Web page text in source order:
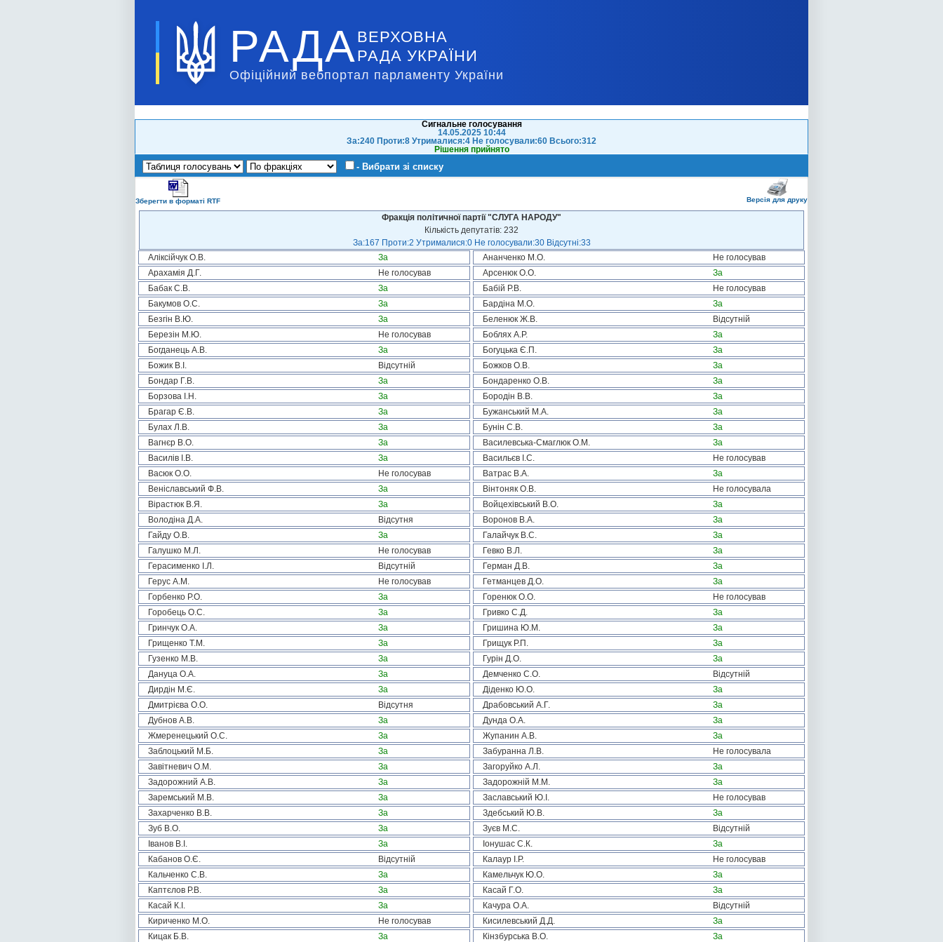
РАДА ВЕРХОВНА
РАДА УКРАЇНИ
Офіційний вебпортал парламенту України
Сигнальне голосування
14.05.2025 10:44
За:240 Проти:8 Утрималися:4 Не голосували:60 Всього:312
Рішення прийнято
- Вибрати зі списку
Зберегти в форматі RTF Версія для друку
Фракція політичної партії "СЛУГА НАРОДУ"
Кількість депутатів: 232
За:167 Проти:2 Утрималися:0 Не голосували:30 Відсутні:33
Аліксійчук О.В.
За Ананченко М.О.
Не голосував
Арахамія Д.Г.
Не голосував Арсенюк О.О.
За
Бабак С.В.
За Бабій Р.В.
Не голосував
Бакумов О.С.
За Бардіна М.О.
За
Безгін В.Ю.
За Беленюк Ж.В.
Відсутній
Березін М.Ю.
Не голосував Боблях А.Р.
За
Богданець А.В.
За Богуцька Є.П.
За
Божик В.І.
Відсутній Божков О.В.
За
Бондар Г.В.
За Бондаренко О.В.
За
Борзова І.Н.
За Бородін В.В.
За
Брагар Є.В.
За Бужанський М.А.
За
Булах Л.В.
За Бунін С.В.
За
Вагнєр В.О.
За Василевська-Смаглюк О.М.
За
Василів І.В.
За Васильєв І.С.
Не голосував
Васюк О.О.
Не голосував Ватрас В.А.
За
Веніславський Ф.В.
За Вінтоняк О.В.
Не голосувала
Вірастюк В.Я.
За Войцехівський В.О.
За
Володіна Д.А.
Відсутня Воронов В.А.
За
Гайду О.В.
За Галайчук В.С.
За
Галушко М.Л.
Не голосував Гевко В.Л.
За
Герасименко І.Л.
Відсутній Герман Д.В.
За
Герус А.М.
Не голосував Гетманцев Д.О.
За
Горбенко Р.О.
За Горенюк О.О.
Не голосував
Горобець О.С.
За Гривко С.Д.
За
Гринчук О.А.
За Гришина Ю.М.
За
Грищенко Т.М.
За Грищук Р.П.
За
Гузенко М.В.
За Гурін Д.О.
За
Дануца О.А.
За Демченко С.О.
Відсутній
Дирдін М.Є.
За Діденко Ю.О.
За
Дмитрієва О.О.
Відсутня Драбовський А.Г.
За
Дубнов А.В.
За Дунда О.А.
За
Жмеренецький О.С.
За Жупанин А.В.
За
Заблоцький М.Б.
За Забуранна Л.В.
Не голосувала
Завітневич О.М.
За Загоруйко А.Л.
За
Задорожний А.В.
За Задорожній М.М.
За
Заремський М.В.
За Заславський Ю.І.
Не голосував
Захарченко В.В.
За Здебський Ю.В.
За
Зуб В.О.
За Зуєв М.С.
Відсутній
Іванов В.І.
За Іонушас С.К.
За
Кабанов О.Є.
Відсутній Калаур І.Р.
Не голосував
Кальченко С.В.
За Камельчук Ю.О.
За
Каптєлов Р.В.
За Касай Г.О.
За
Касай К.І.
За Качура О.А.
Відсутній
Кириченко М.О.
Не голосував Кисилевський Д.Д.
За
Кицак Б.В.
За Кінзбурська В.О.
За